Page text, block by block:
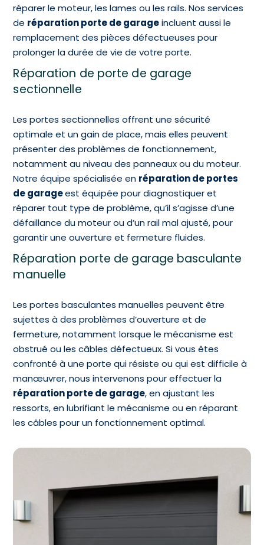
réparer le moteur, les lames ou les rails. Nos services
de réparation porte de garageincluent aussi le
remplacement des pièces défectueuses pour
prolonger la durée de vie de votre porte.
Réparation de porte de garage
sectionnelle
Les portes sectionnelles offrent une sécurité
optimale et un gain de place, mais elles peuvent
présenter des problèmes de fonctionnement,
notamment au niveau des panneaux ou du moteur.
Notre équipe spécialisée en réparation de portes
de garageest équipée pour diagnostiquer et
réparer tout type de problème, qu’il s’agisse d’une
défaillance du moteur ou d’un rail mal ajusté, pour
garantir une ouverture et fermeture fluides.
Réparation porte de garage basculante
manuelle
Les portes basculantes manuelles peuvent être
sujettes à des problèmes d’ouverture et de
fermeture, notamment lorsque le mécanisme est
obstrué ou les câbles défectueux. Si vous êtes
confronté à une porte qui résiste ou qui est difficile à
manœuvrer, nous intervenons pour effectuer la
réparation porte de garage, en ajustant les
ressorts, en lubrifiant le mécanisme ou en réparant
les câbles pour un fonctionnement optimal.